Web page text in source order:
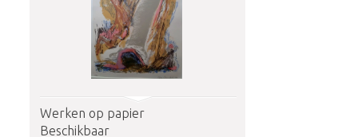
Werken op papier
Beschikbaar